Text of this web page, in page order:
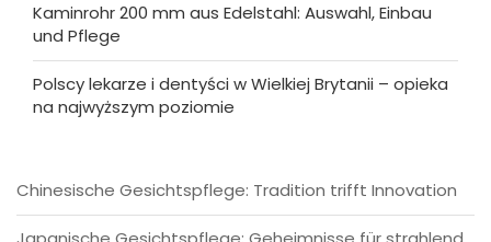
Kaminrohr 200 mm aus Edelstahl: Auswahl, Einbau
und Pflege
Polscy lekarze i dentyści w Wielkiej Brytanii – opieka
na najwyższym poziomie
Chinesische Gesichtspflege: Tradition trifft Innovation